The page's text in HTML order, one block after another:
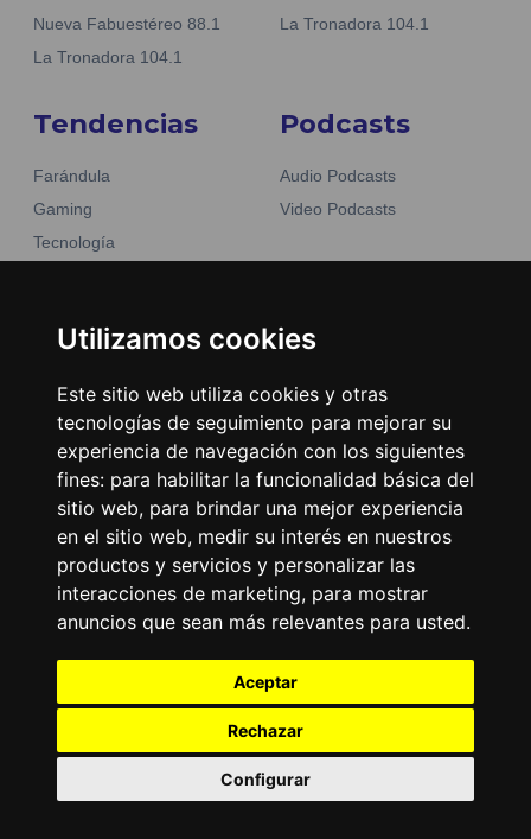
Utilizamos cookies
Este sitio web utiliza cookies y otras
tecnologías de seguimiento para mejorar su
experiencia de navegación con los siguientes
fines: para habilitar la funcionalidad básica del
sitio web, para brindar una mejor experiencia
en el sitio web, medir su interés en nuestros
productos y servicios y personalizar las
interacciones de marketing, para mostrar
anuncios que sean más relevantes para usted.
Aceptar
Rechazar
Configurar
Nueva Fabuestéreo 88.1
La Tronadora 104.1
La Tronadora 104.1
Tendencias
Farándula
Gaming
Tecnología
Noticias
Podcasts
Audio Podcasts
Video Podcasts
Emisoras Unidas
Encuéntranos
Contacto
Términos y condiciones
Directorio
Grupo Emisoras Unidas
desarrollo porwww.dast.cl